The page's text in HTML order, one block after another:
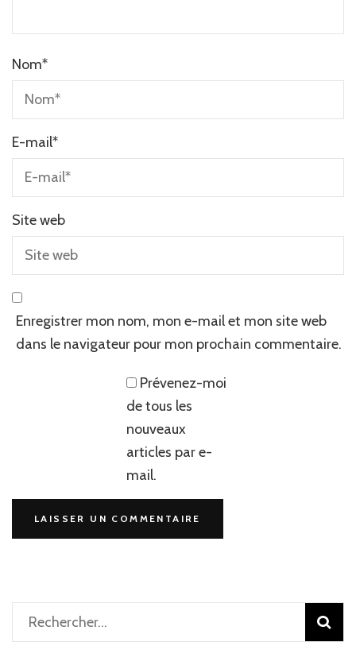
Nom*
E-mail*
Site web
Enregistrer mon nom, mon e-mail et mon site web
dans le navigateur pour mon prochain commentaire.
Prévenez-moi
de tous les
nouveaux
articles par e-
mail.
Rechercher :